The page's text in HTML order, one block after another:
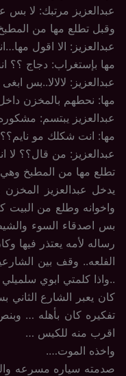
عبدالعزيز مرتبك: لا
وقبل تطلع مها من
عبدالعزيز: الا اقول
مها بإستغراب: دجاج
عبدالعزيز: لالالا..بس
مها: نحطهم بالمخزن داخل
عبدالعزيز يبتسم:
مها: انت شكلك مو
عبدالعزيز: من قال؟؟ لا
تطلع مها من المطبخ وهي
يدخل عبدالعزيز
واخوانه وطلع من البيت
بس اصدقاء السوء
رساله لأمه يعتذر فيها
الفلعه.. وقف بين
..واذا كلمتي ابوي
كان يعبر الشارع
تفكيره كان بأهله … وبنص
اقرب منه للكيس …
واخذه الموت….
صدمته سياره مسرعه